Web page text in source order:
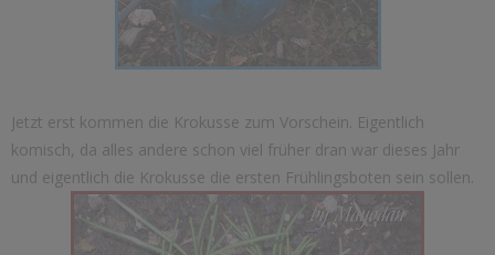
Jetzt erst kommen die Krokusse zum Vorschein. Eigentlich
komisch, da alles andere schon viel früher dran war dieses Jahr
und eigentlich die Krokusse die ersten Frühlingsboten sein sollen.